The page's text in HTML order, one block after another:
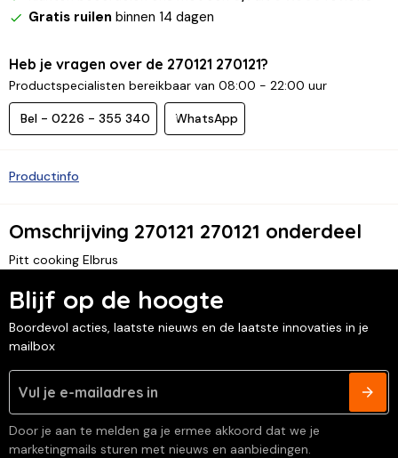
Gratis ruilen binnen 14 dagen
Heb je vragen over de 270121 270121?
Productspecialisten bereikbaar van 08:00 - 22:00 uur
Bel - 0226 - 355 340 WhatsApp
Productinfo
Omschrijving 270121 270121 onderdeel
Pitt cooking Elbrus
Blijf op de hoogte
Boordevol acties, laatste nieuws en de laatste innovaties in je
mailbox
Door je aan te melden ga je ermee akkoord dat we je
marketingmails sturen met nieuws en aanbiedingen.